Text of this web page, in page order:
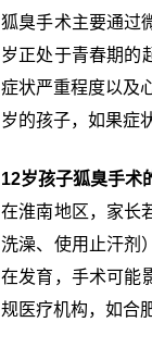
狐臭手术主要通过
岁正处于青春期的
症状严重程度以及
岁的孩子，如果症
12岁孩子狐臭手术
在淮南地区，家长
洗澡、使用止汗剂
在发育，手术可能
规医疗机构，如合